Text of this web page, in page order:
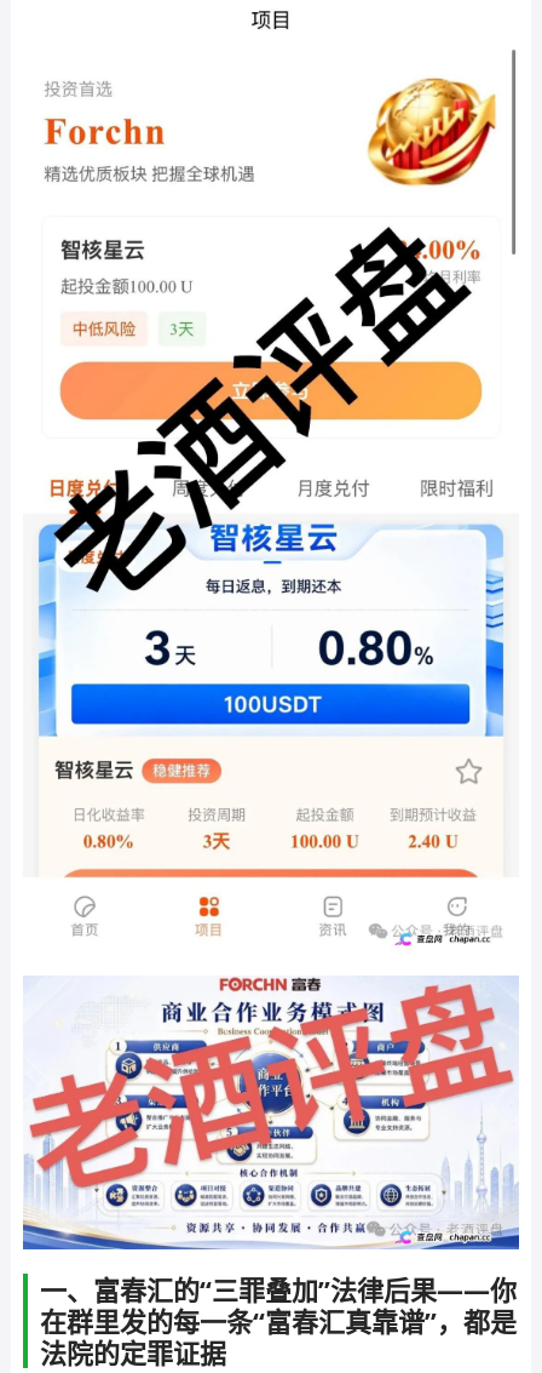
一、富春汇的“三罪叠加”法律后果——你
在群里发的每一条“富春汇真靠谱”，都是
法院的定罪证据